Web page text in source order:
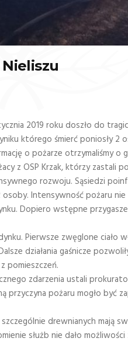
2019 roku doszło do
którego śmierć poniosły 2
o pożarze otrzymaliśmy o
z OSP Krzak, którzy zastali
rozwoju. Sąsiedzi
osoby. Intensywność pożaru
Dopiero wstępne
Pierwsze zwęglone ciało
działania gaśnicze
pomieszczeń.
zdarzenia ustali
przyczyna pożaru mogło być
drewnianych mają
służb nie dało